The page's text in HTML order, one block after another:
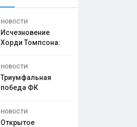
НОВОСТИ
Исчезновение
Хорди Томпсона:
НОВОСТИ
Триумфальная
победа ФК
НОВОСТИ
Открытое